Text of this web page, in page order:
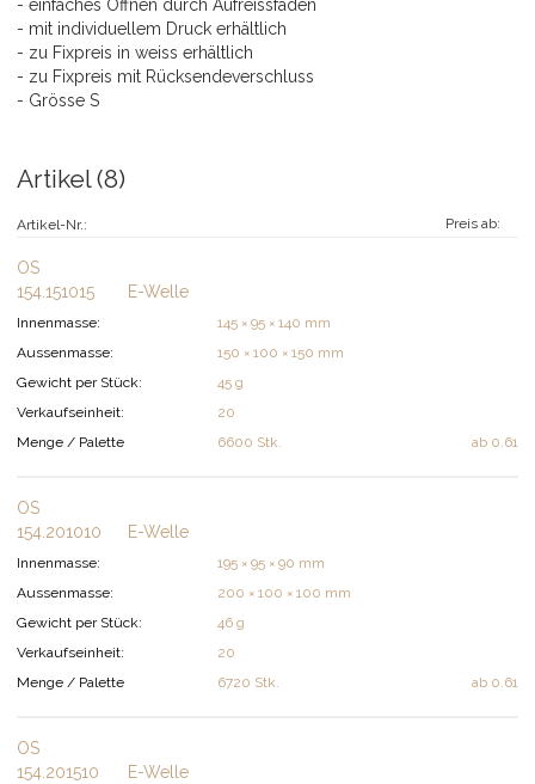
- einfaches Öffnen durch Aufreissfaden
- mit individuellem Druck erhältlich
- zu Fixpreis in weiss erhältlich
- zu Fixpreis mit Rücksendeverschluss
- Grösse S
Artikel (8)
Preis ab:
Artikel-Nr.:
ab 0.61
OS
154.151015
E-Welle
Innenmasse:
145 × 95 × 140 mm
Aussenmasse:
150 × 100 × 150 mm
Gewicht per Stück:
45 g
Verkaufseinheit:
20
Menge / Palette
6600 Stk.
ab 0.61
OS
154.201010
E-Welle
Innenmasse:
195 × 95 × 90 mm
Aussenmasse:
200 × 100 × 100 mm
Gewicht per Stück:
46 g
Verkaufseinheit:
20
Menge / Palette
6720 Stk.
OS
154.201510
E-Welle